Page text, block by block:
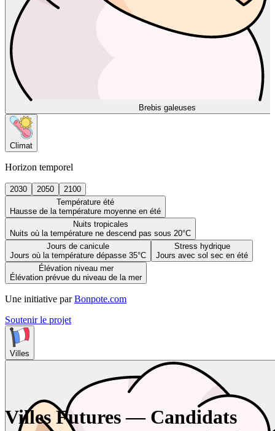
Brebis galeuses
Climat
Horizon temporel
2030 2050
2100
Température été
Hausse de la température moyenne en été
Nuits tropicales
Nuits où la température ne descend pas sous 20°C
Jours de canicule
Jours où la température dépasse 35°C
Stress hydrique
Jours avec sol sec en été
Élévation niveau mer
Élévation prévue du niveau de la mer
Une initiative par Bonpote.com
Soutenir le projet
Villes
Villes Futures — Candidats